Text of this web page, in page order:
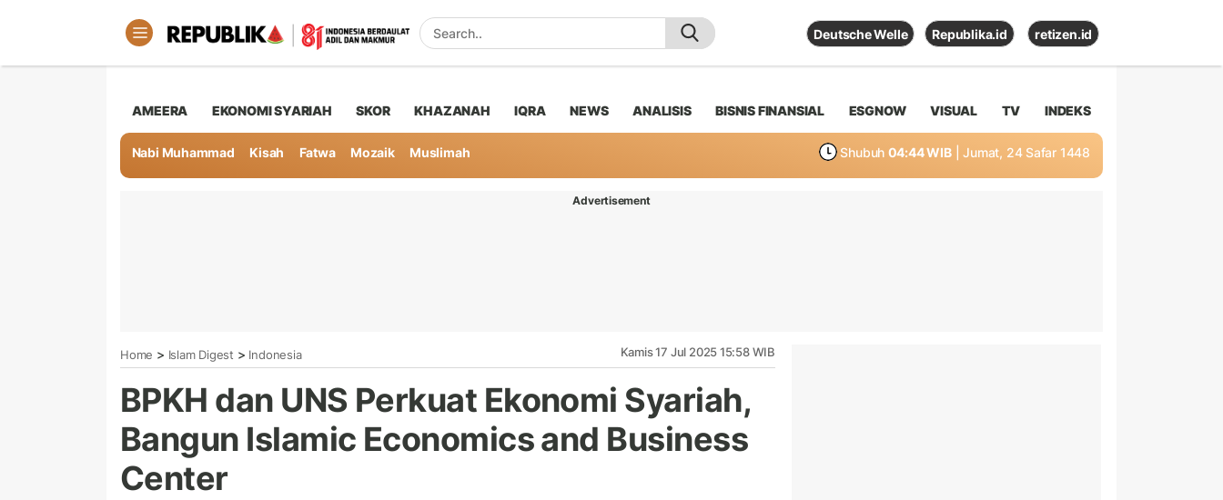
Deutsche Welle Republika.id retizen.id
AMEERA EKONOMI SYARIAH SKOR KHAZANAH IQRA NEWS ANALISIS BISNIS FINANSIAL ESGNOW VISUAL TV INDEKS
Nabi Muhammad Kisah Fatwa Mozaik Muslimah Shubuh 04:44 WIB | Jumat, 24 Safar 1448
Advertisement
Home > Islam Digest > Indonesia Kamis 17 Jul 2025 15:58 WIB
BPKH dan UNS Perkuat Ekonomi Syariah,
Bangun Islamic Economics and Business
Center